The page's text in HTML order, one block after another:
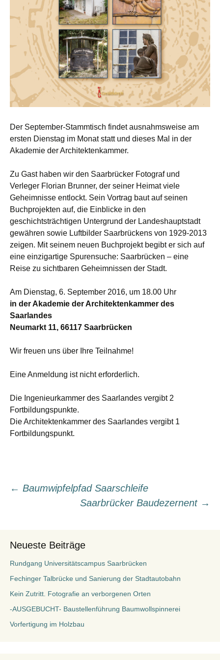
Der September-Stammtisch findet ausnahmsweise am
ersten Dienstag im Monat statt und dieses Mal in der
Akademie der Architektenkammer.
Zu Gast haben wir den Saarbrücker Fotograf und
Verleger Florian Brunner, der seiner Heimat viele
Geheimnisse entlockt. Sein Vortrag baut auf seinen
Buchprojekten auf, die Einblicke in den
geschichtsträchtigen Untergrund der Landeshauptstadt
gewähren sowie Luftbilder Saarbrückens von 1929-2013
zeigen. Mit seinem neuen Buchprojekt begibt er sich auf
eine einzigartige Spurensuche: Saarbrücken – eine
Reise zu sichtbaren Geheimnissen der Stadt.
Am Dienstag, 6. September 2016, um 18.00 Uhr
in der Akademie der Architektenkammer des
Saarlandes
Neumarkt 11, 66117 Saarbrücken
Wir freuen uns über Ihre Teilnahme!
Eine Anmeldung ist nicht erforderlich.
Die Ingenieurkammer des Saarlandes vergibt 2
Fortbildungspunkte.
Die Architektenkammer des Saarlandes vergibt 1
Fortbildungspunkt.
Beitragsnavigation
← Baumwipfelpfad Saarschleife
Saarbrücker Baudezernent →
Neueste Beiträge
Rundgang Universitätscampus Saarbrücken
Fechinger Talbrücke und Sanierung der Stadtautobahn
Kein Zutritt. Fotografie an verborgenen Orten
-AUSGEBUCHT- Baustellenführung Baumwollspinnerei
Vorfertigung im Holzbau